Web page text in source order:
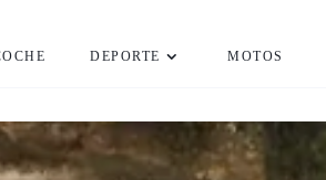
DEPORTE MOTOS